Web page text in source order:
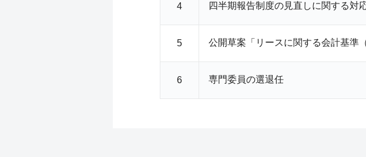
4 四半期報告制度の見直しに関する対
5 公開草案「リースに関する会計基準
6 専門委員の選退任